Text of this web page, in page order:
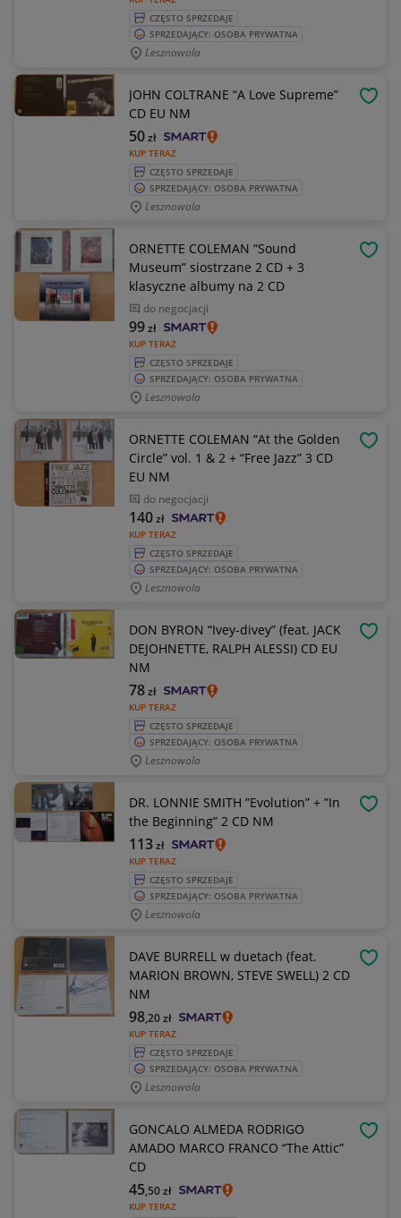
CZĘSTO SPRZEDAJE
SPRZEDAJĄCY: OSOBA PRYWATNA
Lesznowola
JOHN COLTRANE “A Love Supreme”
CD EU NM
KUP TERAZ
50zł
CZĘSTO SPRZEDAJE
SPRZEDAJĄCY: OSOBA PRYWATNA
Lesznowola
ORNETTE COLEMAN “Sound
Museum” siostrzane 2 CD + 3
klasyczne albumy na 2 CD
do negocjacji
KUP TERAZ
99zł
CZĘSTO SPRZEDAJE
SPRZEDAJĄCY: OSOBA PRYWATNA
Lesznowola
ORNETTE COLEMAN “At the Golden
Circle” vol. 1 & 2 + “Free Jazz” 3 CD
EU NM
do negocjacji
KUP TERAZ
140zł
CZĘSTO SPRZEDAJE
SPRZEDAJĄCY: OSOBA PRYWATNA
Lesznowola
DON BYRON “Ivey-divey” (feat. JACK
DEJOHNETTE, RALPH ALESSI) CD EU
NM
KUP TERAZ
78zł
CZĘSTO SPRZEDAJE
SPRZEDAJĄCY: OSOBA PRYWATNA
Lesznowola
DR. LONNIE SMITH ”Evolution” + ”In
the Beginning” 2 CD NM
KUP TERAZ
113zł
CZĘSTO SPRZEDAJE
SPRZEDAJĄCY: OSOBA PRYWATNA
Lesznowola
DAVE BURRELL w duetach (feat.
MARION BROWN, STEVE SWELL) 2 CD
NM
KUP TERAZ
98,20zł
CZĘSTO SPRZEDAJE
SPRZEDAJĄCY: OSOBA PRYWATNA
Lesznowola
GONCALO ALMEDA RODRIGO
AMADO MARCO FRANCO “The Attic”
CD
KUP TERAZ
45,50zł